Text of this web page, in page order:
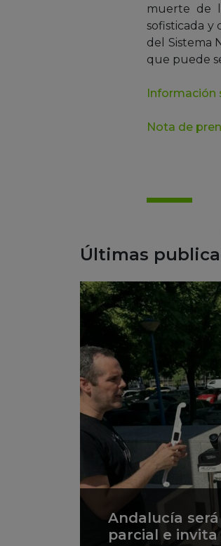
muerte de
sofisticada y
del Sistema
que puede
Información
Nota de
Últimas
Andalucía
parcial e